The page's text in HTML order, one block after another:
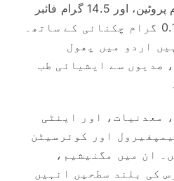
کاربوہائیڈریٹس، 9.7 گرام پروٹین، اور 14.5 گرام فائبر
فراہم کرتی ہے، صرف 0.1 گرام چکنائی کے ساتھ۔
اردو میں پھول
صدیوں سے ایشیائی طب
معدنیات، اور اینٹی
اور کوئرسیٹن
ان میں مگنیشیم،
کی بلند سطحیں انہیں